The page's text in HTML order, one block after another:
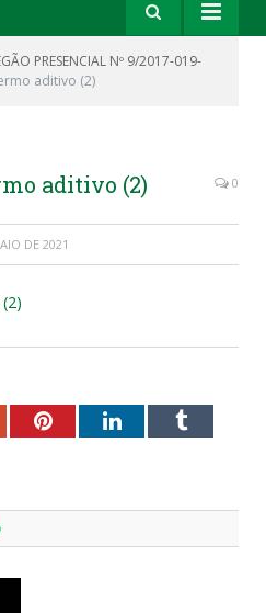
PRESENCIAL Nº 9/2017-019-
aditivo (2)
aditivo (2) 0
DE 2021
PinterestLinkedInTumblr